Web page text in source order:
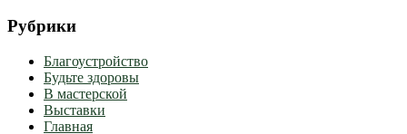
Рубрики
Благоустройство
Будьте здоровы
В мастерской
Выставки
Главная